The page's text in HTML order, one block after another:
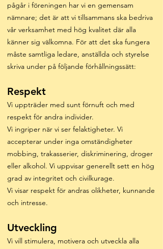
pågår i föreningen har vi en gemensam
nämnare; det är att vi tillsammans ska bedriva
vår verksamhet med hög kvalitet där alla
känner sig välkomna. För att det ska fungera
måste samtliga ledare, anställda och styrelse
skriva under på följande förhållningssätt:
Respekt
Vi uppträder med sunt förnuft och med
respekt för andra individer.
Vi ingriper när vi ser felaktigheter. Vi
accepterar under inga omständigheter
mobbing, trakasserier, diskriminering, droger
eller alkohol. Vi uppvisar generellt sett en hög
grad av integritet och civilkurage.
Vi visar respekt för andras olikheter, kunnande
och intresse.
Utveckling
Vi vill stimulera, motivera och utveckla alla